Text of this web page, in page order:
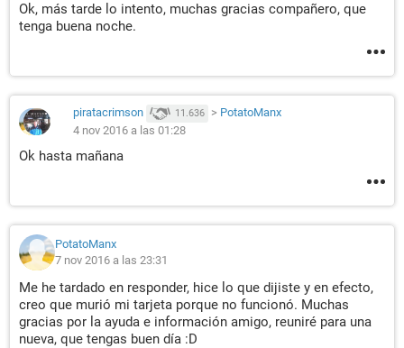
Ok, más tarde lo intento, muchas gracias compañero, que
tenga buena noche.
piratacrimson 11.636 > PotatoManx
4 nov 2016 a las 01:28
Ok hasta mañana
PotatoManx
7 nov 2016 a las 23:31
Me he tardado en responder, hice lo que dijiste y en efecto,
creo que murió mi tarjeta porque no funcionó. Muchas
gracias por la ayuda e información amigo, reuniré para una
nueva, que tengas buen día :D